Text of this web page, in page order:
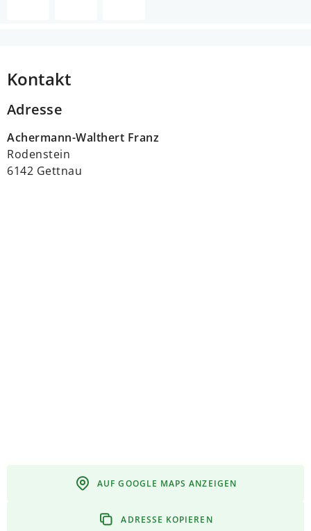
Kontakt
Adresse
Achermann-Walthert Franz
Rodenstein
6142 Gettnau
AUF GOOGLE MAPS ANZEIGEN
ADRESSE KOPIEREN